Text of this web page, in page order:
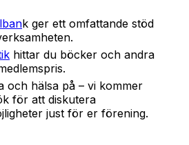
k ger ett omfattande stöd
hittar du böcker och andra
och hälsa på – vi kommer
för att diskutera
just för er förening.